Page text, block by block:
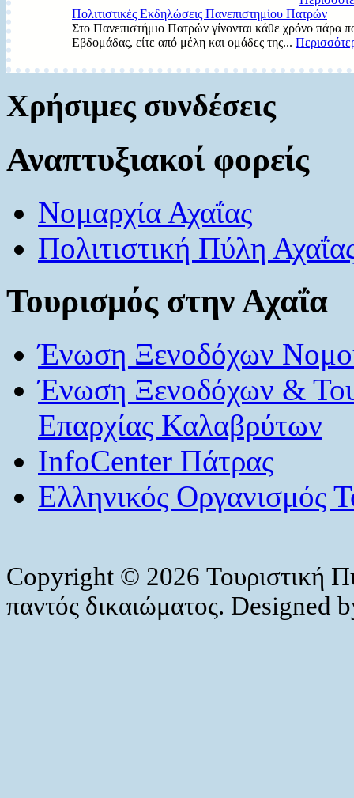
Πολιτιστικές Εκδηλώσεις Πανεπιστημίου Πατρών
Στο Πανεπιστήμιο Πατρών γίνονται κάθε χρόνο πάρα
Εβδομάδας, είτε από μέλη και ομάδες της...
Χρήσιμες συνδέσεις
Αναπτυξιακοί φορείς
Νομαρχία Αχαΐας
Πολιτιστική Πύλη
Τουρισμός στην Αχαΐα
Ένωση Ξενοδόχων
Ένωση Ξενοδόχων &
Επαρχίας Καλαβρύτων
InfoCenter Πάτρας
Ελληνικός Οργανισμός
Copyright © 2026 Τουριστική
παντός δικαιώματος. Designed